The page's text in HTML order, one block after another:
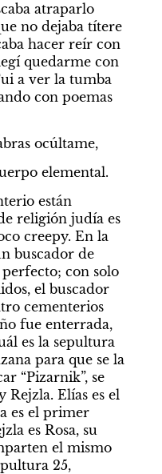
atraparlo
no dejaba títere
hacer reír con
quedarme con
a ver la tumba
con poemas
ocúltame,
elemental.
están
religión judía es
creepy. En la
buscador de
con solo
el buscador
cementerios
fue enterrada,
es la sepultura
para que se la
“Pizarnik”, se
Rejzla. Elías es el
es el primer
es Rosa, su
el mismo
25,